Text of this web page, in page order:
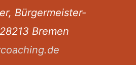
Bürgermeister-
Bremen